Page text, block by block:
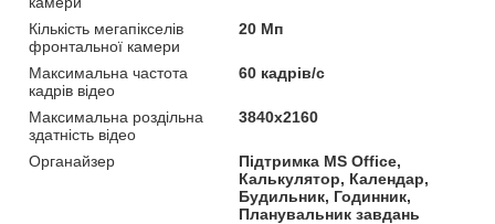
Кількість мегапікселів
фронтальної камери
20 Мп
Максимальна частота
кадрів відео
60 кадрів/с
Максимальна роздільна
здатність відео
3840x2160
Органайзер
Підтримка MS Office,
Калькулятор, Календар,
Будильник, Годинник,
Планувальник завдань